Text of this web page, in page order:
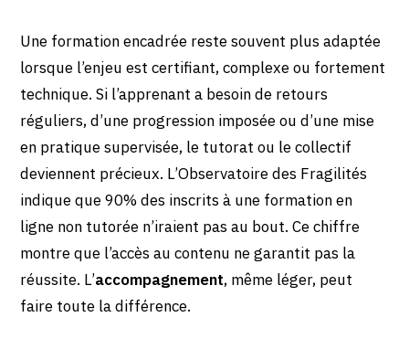
Une formation encadrée reste souvent plus adaptée
lorsque l’enjeu est certifiant, complexe ou fortement
technique. Si l’apprenant a besoin de retours
réguliers, d’une progression imposée ou d’une mise
en pratique supervisée, le tutorat ou le collectif
deviennent précieux. L’Observatoire des Fragilités
indique que 90% des inscrits à une formation en
ligne non tutorée n’iraient pas au bout. Ce chiffre
montre que l’accès au contenu ne garantit pas la
réussite. L’accompagnement, même léger, peut
faire toute la différence.